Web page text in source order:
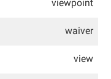
viewpoint
waiver
view